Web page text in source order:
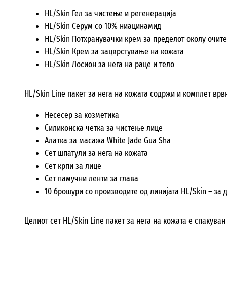
HL/Skin Гел за чистење и регенерација
HL/Skin Серум со 10% ниацинамид
HL/Skin Потхранувачки крем за пределот околу очите
HL/Skin Крем за зацврстување на кожата
HL/Skin Лосион за нега на раце и тело
HL/Skin Line пакет за нега на кожата содржи и комплет
Несесер за козметика
Силиконска четка за чистење лице
Алатка за масажа White Jade Gua Sha
Сет шпатули за нега на кожата
Сет крпи за лице
Сет памучни ленти за глава
10 брошури со производите од линијата HL/Skin –
Целиот сет HL/Skin Line пакет за нега на кожата е